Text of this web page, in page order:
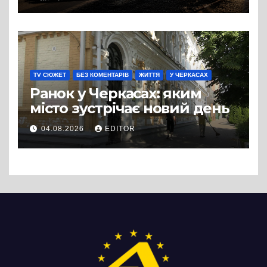
вулиці Надпільної
TV СЮЖЕТ БЕЗ КОМЕНТАРІВ ЖИТТЯ У ЧЕРКАСАХ
Ранок у Черкасах: яким
місто зустрічає новий день
04.08.2026 EDITOR